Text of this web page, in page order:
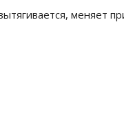
меняет